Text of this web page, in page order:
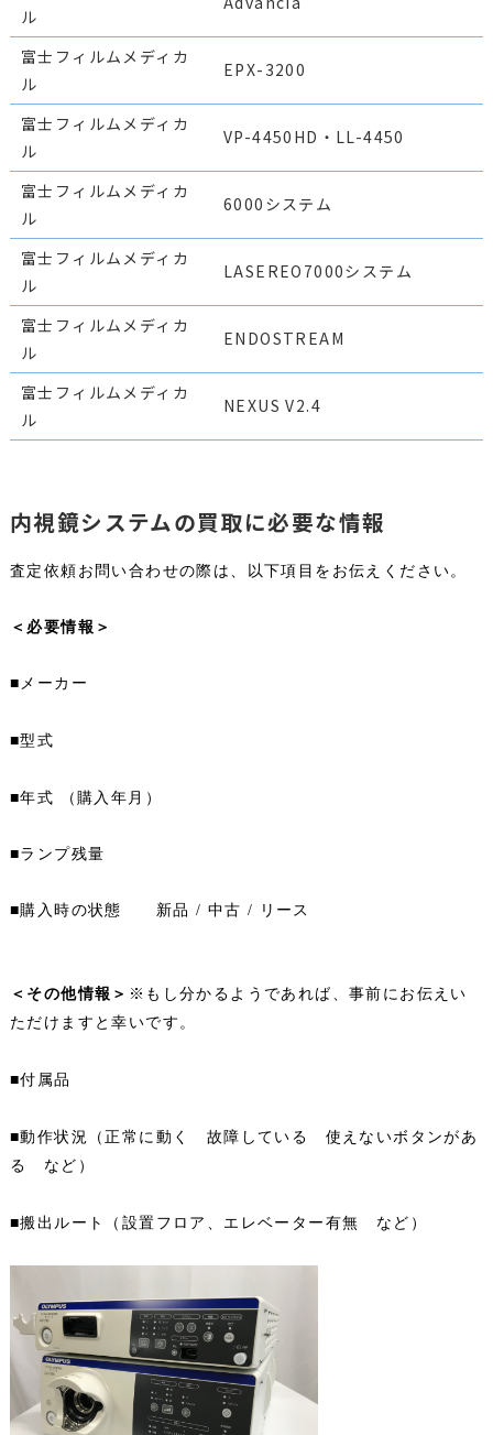
ル
富士フィルムメディカ
ル
EPX-3200
富士フィルムメディカ
ル
VP-4450HD・LL-4450
富士フィルムメディカ
ル
6000システム
富士フィルムメディカ
ル
LASEREO7000システム
富士フィルムメディカ
ル
ENDOSTREAM
富士フィルムメディカ
ル
NEXUS V2.4
内視鏡システムの買取に必要な情報
査定依頼お問い合わせの際は、以下項目をお伝えください。
＜必要情報＞
■メーカー
■型式
■年式 （購入年月）
■ランプ残量
■購入時の状態　　新品 / 中古 / リース
＜その他情報＞ ※もし分かるようであれば、事前にお伝えい
ただけますと幸いです。
■付属品
■動作状況（正常に動く　故障している　使えないボタンがあ
る　など）
■搬出ルート（設置フロア、エレベーター有無　など）